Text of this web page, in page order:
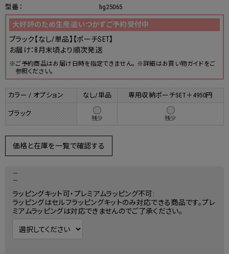
型番：
hg25065
大好評のため生産追いつかずご予約受付中
ブラック【なし/単品】【ポーチSET】
お届け：8月末頃より順次発送
※ご予約商品はお届け日時を指定できません。 ※詳細はお買い物ガイドをご
参照ください。
カラー / オプション なし/単品 専用収納ポーチSET＋4950円
ブラック
残少 残少
価格と在庫を一覧で確認する
－
－
ラッピングキット可・プレミアムラッピング不可:
ラッピングはセルフラッピングキットのみ対応できる商品です。プレ
ミアムラッピングは対応できませんのでご了承ください。